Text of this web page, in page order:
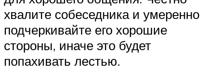
хвалите собеседника и умеренно
подчеркивайте его хорошие
стороны, иначе это будет
попахивать лестью.